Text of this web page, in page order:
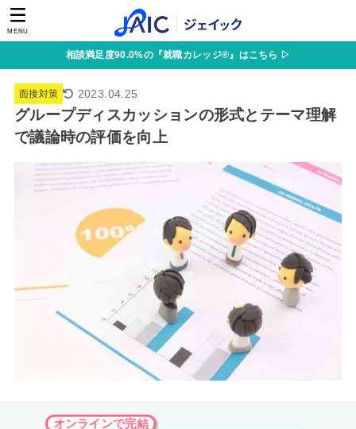
MENU
相談満足度90.0%の『就職カレッジ®』はこちら ▷
面接対策 2023.04.25
グループディスカッションの形式とテーマ理解
で議論時の評価を向上
オンラインで完結